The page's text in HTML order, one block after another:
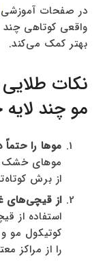
در صفحات آموزشی
واقعی کوتاهی چند
بهتر کمک می‌کند.
نکات
مو چند
موها را
موهای خشک
از برش
از قیچی‌های
استفاده از
کوتیکول مو
را از مراکز